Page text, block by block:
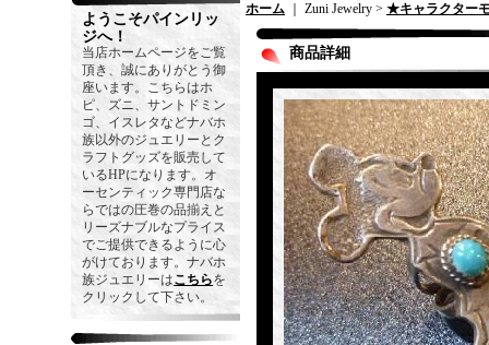
ようこそパインリッ
ジへ！
当店ホームページをご覧
頂き、誠にありがとう御
座います。こちらはホ
ピ、ズニ、サントドミン
ゴ、イスレタなどナバホ
族以外のジュエリーとク
ラフトグッズを販売して
いるHPになります。オ
ーセンティック専門店な
らではの圧巻の品揃えと
リーズナブルなプライス
でご提供できるように心
がけております。ナバホ
族ジュエリーはこちらを
クリックして下さい。
ホーム ｜ Zuni Jewelry > ★キャラクター
商品詳細